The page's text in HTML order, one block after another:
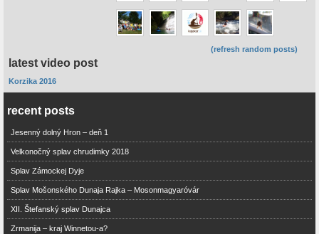
(refresh random posts)
latest video post
Korzika 2016
recent posts
Jesenný dolný Hron – deň 1
Velkonočný splav chrudimky 2018
Splav Zámockej Dyje
Splav Mošonského Dunaja Rajka – Mosonmagyaróvár
XII. Štefanský splav Dunajca
Zrmanija – kraj Winnetou-a?